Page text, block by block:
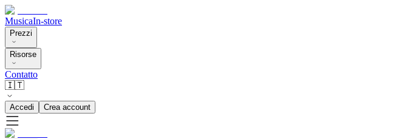
MusicaIn-store
Prezzi
Risorse
Contatto
🇮🇹
Accedi Crea account